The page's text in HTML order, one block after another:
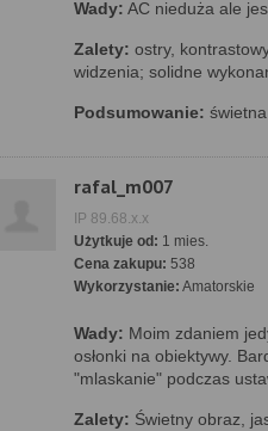
Wady: AC nieduża ale
Zalety: ostry,
widzenia; solidne
Podsumowanie:
rafal_m007
IP 89.68.x.x
Użytkuje od: 1 mies.
Cena zakupu: 538
Wykorzystanie: Amatorskie
Wady: Moim zdaniem
osłonki na obiektywy.
"mlaskanie" podczas
Zalety: Świetny obraz,